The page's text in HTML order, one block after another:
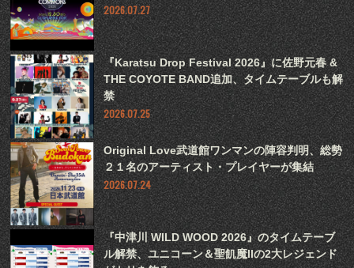
2026.07.27
『Karatsu Drop Festival 2026』に佐野元春 &
THE COYOTE BAND追加、タイムテーブルも解
禁
2026.07.25
Original Love武道館ワンマンの陣容判明、総勢
２１名のアーティスト・プレイヤーが集結
2026.07.24
『中津川 WILD WOOD 2026』のタイムテーブ
ル解禁、ユニコーン＆聖飢魔IIの2大レジェンド